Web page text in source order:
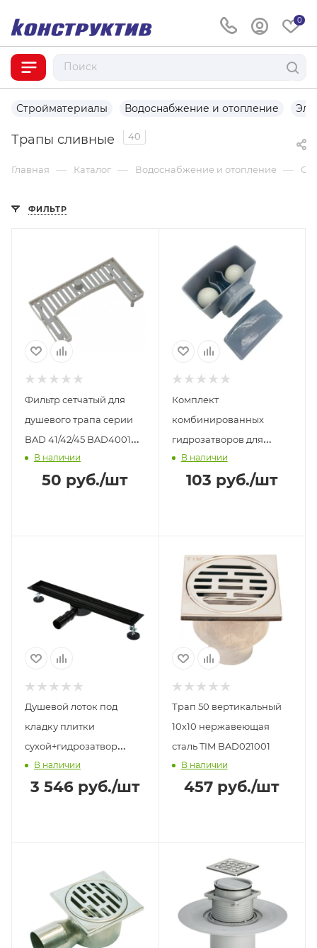
0
Стройматериалы Водоснабжение и отопление
Трапы сливные 40
Главная — Каталог — Водоснабжение и отопление —
ФИЛЬТР
Фильтр сетчатый для
душевого трапа серии
BAD 41/42/45 BAD4001
TIMВ наличии
50 руб./шт
Комплект
комбинированных
гидрозатворов для
душевого трапа к серии
BAD 45 BAD4003 TIM
В наличии
103 руб./шт
Душевой лоток под
кладку плитки
сухой+гидрозатвор
600мм BAD556002BK
TIM черный
В наличии
3 546руб./шт
Трап 50 вертикальный
10х10 нержавеющая
сталь TIM BAD021001
В наличии
457 руб./шт